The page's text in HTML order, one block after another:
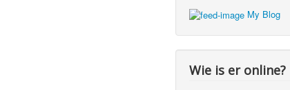
My Blog
Wie is er online?